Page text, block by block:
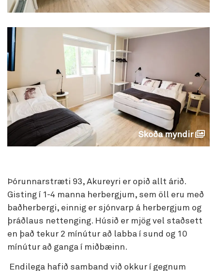
Skoða myndir
Þórunnarstræti 93, Akureyri er opið allt árið.
Gisting í 1-4 manna herbergjum, sem öll eru með
baðherbergi, einnig er sjónvarp á herbergjum og
þráðlaus nettenging. Húsið er mjög vel staðsett
en það tekur 2 mínútur að labba í sund og 10
mínútur að ganga í miðbæinn.
Endilega hafið samband við okkur í gegnum